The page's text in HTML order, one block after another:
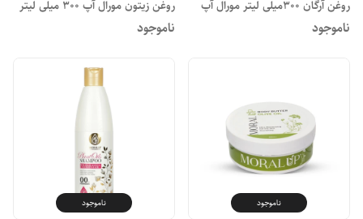
روغن آرگان 300میلی لیتر مورال آپ
ناموجود
روغن زیتون مورال آپ ۳۰۰ میلی لیتر
ناموجود
ناموجود ناموجود